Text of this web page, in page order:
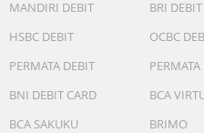
MANDIRI DEBIT BRI DEBIT
HSBC DEBIT
OCBC
PERMATA DEBIT
BNI DEBIT CARD
BCA
BCA SAKUKU
BRIMO